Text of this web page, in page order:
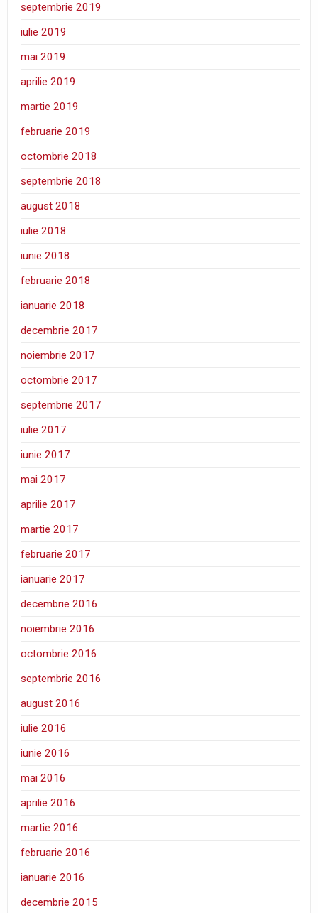
septembrie 2019
iulie 2019
mai 2019
aprilie 2019
martie 2019
februarie 2019
octombrie 2018
septembrie 2018
august 2018
iulie 2018
iunie 2018
februarie 2018
ianuarie 2018
decembrie 2017
noiembrie 2017
octombrie 2017
septembrie 2017
iulie 2017
iunie 2017
mai 2017
aprilie 2017
martie 2017
februarie 2017
ianuarie 2017
decembrie 2016
noiembrie 2016
octombrie 2016
septembrie 2016
august 2016
iulie 2016
iunie 2016
mai 2016
aprilie 2016
martie 2016
februarie 2016
ianuarie 2016
decembrie 2015